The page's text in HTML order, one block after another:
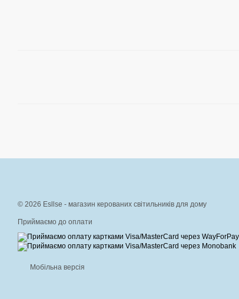
© 2026 Esllse - магазин керованих світильників для дому
Приймаємо до оплати
Мобільна версія